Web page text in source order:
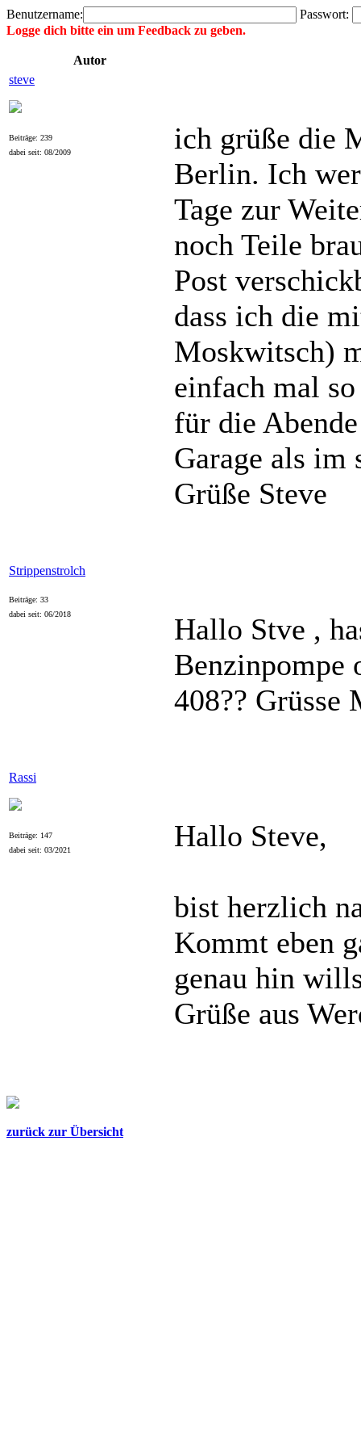
Benutzername:
Passwort:
Logge dich bitte ein um Feedback zu geben.
Autor
steve
Beiträge: 239
dabei seit: 08/2009
ich grüße die
Berlin. Ich
Tage zur
noch Teile
Post
dass ich die
Moskwitsch)
einfach mal
für die
Garage als im
Grüße Steve
Strippenstrolch
Beiträge: 33
dabei seit: 06/2018
Hallo Stve ,
Benzinpompe
408?? Grüsse
Rassi
Beiträge: 147
dabei seit: 03/2021
Hallo Steve,
bist herzlich
Kommt eben
genau hin
Grüße aus
zurück zur Übersicht